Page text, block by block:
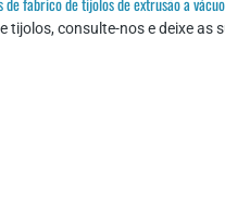
tijolos, consulte-nos e deixe as